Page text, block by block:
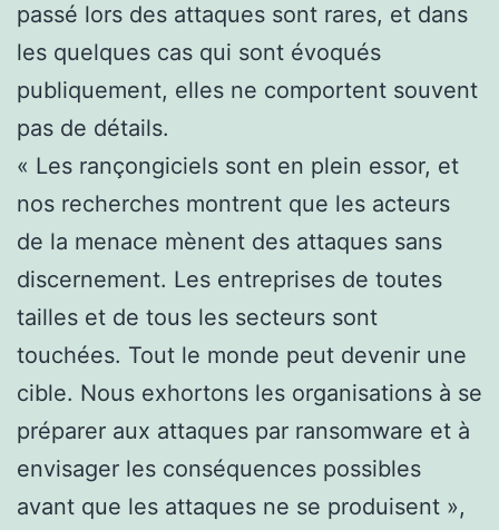
passé lors des attaques sont rares, et dans
les quelques cas qui sont évoqués
publiquement, elles ne comportent souvent
pas de détails.
« Les rançongiciels sont en plein essor, et
nos recherches montrent que les acteurs
de la menace mènent des attaques sans
discernement. Les entreprises de toutes
tailles et de tous les secteurs sont
touchées. Tout le monde peut devenir une
cible. Nous exhortons les organisations à se
préparer aux attaques par ransomware et à
envisager les conséquences possibles
avant que les attaques ne se produisent »,